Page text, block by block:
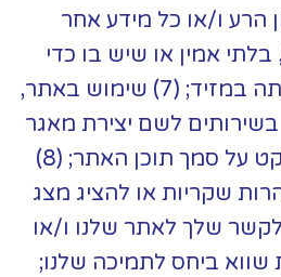
הרע ו/או כל מידע אחר
בלתי אמין או שיש בו כדי
לפגוע בעמותה במזיד; (7) שימוש באתר,
בשירותים לשם יצירת מאגר
מידע ו/או לקט על סמך תוכן האתר; (8)
שקריות או להציג מצג
לקשר שלך לאתר שלנו ו/או
שווא ביחס לתמיכה שלנו;